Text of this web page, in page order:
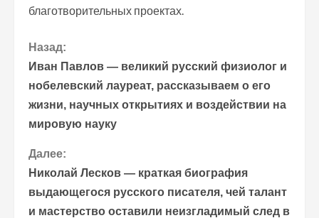
благотворительных проектах.
П
р
о
о
л
Назад:
Иван Павлов — великий русский физиолог и
нобелевский лауреат, рассказываем о его
жизни, научных открытиях и воздействии на
мировую науку
Далее:
Николай Лесков — краткая биография
выдающегося русского писателя, чей талант
и мастерство оставили неизгладимый след в